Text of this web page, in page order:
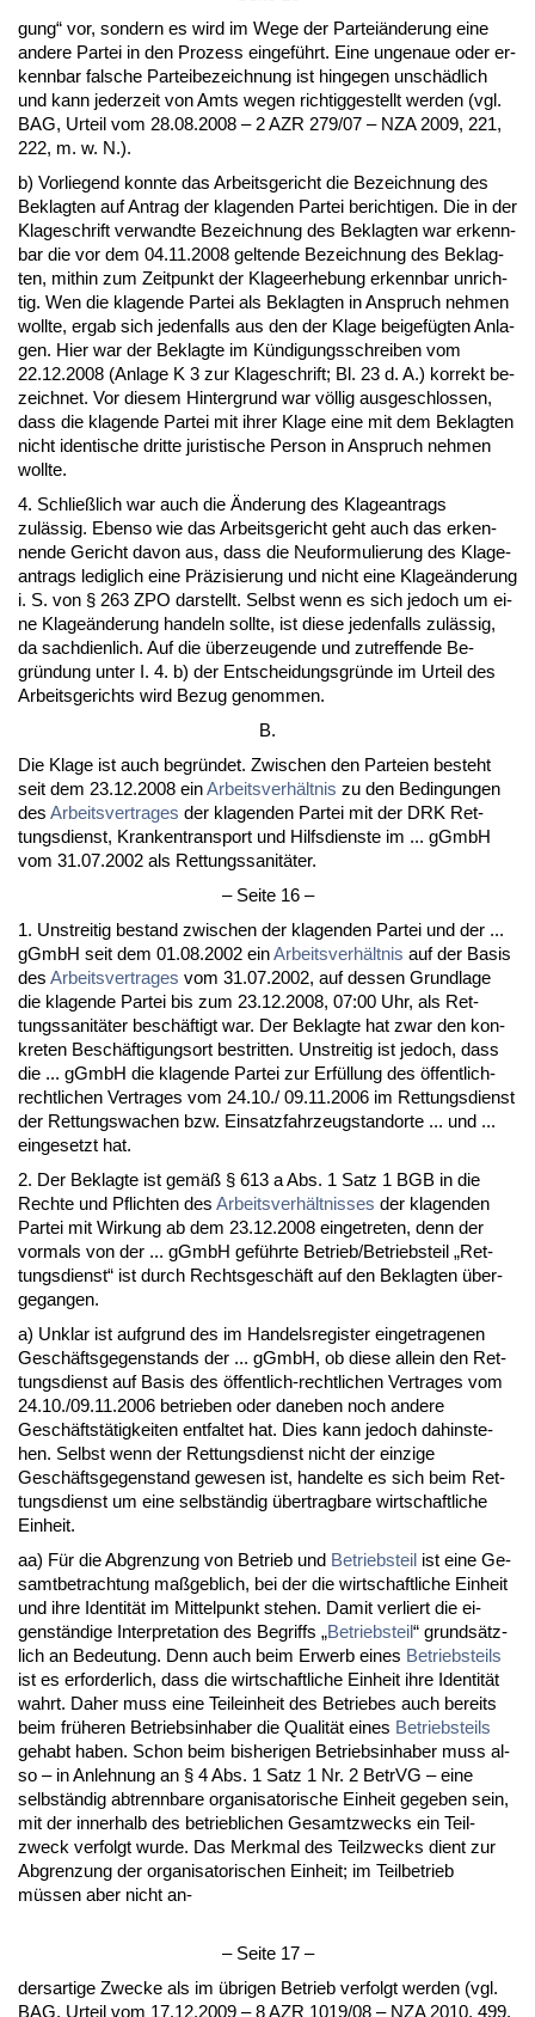
gung“ vor, son­dern es wird im We­ge der Par­teiände­rung ei­ne
an­de­re Par­tei in den Pro­zess ein­geführt. Ei­ne un­ge­naue oder er­
kenn­bar fal­sche Par­tei­be­zeich­nung ist hin­ge­gen unschädlich
und kann je­der­zeit von Amts we­gen rich­tig­ge­stellt wer­den (vgl.
BAG, Ur­teil vom 28.08.2008 – 2 AZR 279/07 – NZA 2009, 221,
222, m. w. N.).
b) Vor­lie­gend konn­te das Ar­beits­ge­richt die Be­zeich­nung des
Be­klag­ten auf An­trag der kla­gen­den Par­tei be­rich­ti­gen. Die in der
Kla­ge­schrift ver­wand­te Be­zeich­nung des Be­klag­ten war er­kenn­
bar die vor dem 04.11.2008 gel­ten­de Be­zeich­nung des Be­klag­
ten, mit­hin zum Zeit­punkt der Kla­ge­er­he­bung er­kenn­bar un­rich­
tig. Wen die kla­gen­de Par­tei als Be­klag­ten in An­spruch neh­men
woll­te, er­gab sich je­den­falls aus den der Kla­ge bei­gefügten An­la­
gen. Hier war der Be­klag­te im Kündi­gungs­schrei­ben vom
22.12.2008 (An­la­ge K 3 zur Kla­ge­schrift; Bl. 23 d. A.) kor­rekt be­
zeich­net. Vor die­sem Hin­ter­grund war völlig aus­ge­schlos­sen,
dass die kla­gen­de Par­tei mit ih­rer Kla­ge ei­ne mit dem Be­klag­ten
nicht iden­ti­sche drit­te ju­ris­ti­sche Per­son in An­spruch neh­men
woll­te.
4. Sch­ließlich war auch die Ände­rung des Kla­ge­an­trags
zulässig. Eben­so wie das Ar­beits­ge­richt geht auch das er­ken­
nen­de Ge­richt da­von aus, dass die Neu­for­mu­lie­rung des Kla­ge­
an­trags le­dig­lich ei­ne Präzi­sie­rung und nicht ei­ne Kla­geände­rung
i. S. von § 263 ZPO dar­stellt. Selbst wenn es sich je­doch um ei­
ne Kla­geände­rung han­deln soll­te, ist die­se je­den­falls zulässig,
da sach­dien­lich. Auf die über­zeu­gen­de und zu­tref­fen­de Be­
gründung un­ter I. 4. b) der Ent­schei­dungs­gründe im Ur­teil des
Ar­beits­ge­richts wird Be­zug ge­nom­men.
B.
Die Kla­ge ist auch be­gründet. Zwi­schen den Par­tei­en be­steht
seit dem 23.12.2008 einAr­beits­verhält­nis zu den Be­din­gun­gen
des Ar­beits­ver­tra­ges der kla­gen­den Par­tei mit der DRK Ret­
tungs­dienst, Kran­ken­trans­port und Hilfs­diens­te im ... gGmbH
vom 31.07.2002 als Ret­tungs­sa­nitäter.
– Sei­te 16 –
1. Un­strei­tig be­stand zwi­schen der kla­gen­den Par­tei und der ...
gGmbH seit dem 01.08.2002 einAr­beits­verhält­nis auf der Ba­sis
des Ar­beits­ver­tra­ges vom 31.07.2002, auf des­sen Grund­la­ge
die kla­gen­de Par­tei bis zum 23.12.2008, 07:00 Uhr, als Ret­
tungs­sa­nitäter beschäftigt war. Der Be­klag­te hat zwar den kon­
kre­ten Beschäfti­gungs­ort be­strit­ten. Un­strei­tig ist je­doch, dass
die ... gGmbH die kla­gen­de Par­tei zur Erfüllung des öffent­lich-
recht­li­chen Ver­tra­ges vom 24.10./ 09.11.2006 im Ret­tungs­dienst
der Ret­tungs­wa­chen bzw. Ein­satz­fahr­zeug­stand­or­te ... und ...
ein­ge­setzt hat.
2. Der Be­klag­te ist gemäß § 613 a Abs. 1 Satz 1 BGB in die
Rech­te und Pflich­ten des Ar­beits­verhält­nis­ses der kla­gen­den
Par­tei mit Wir­kung ab dem 23.12.2008 ein­ge­tre­ten, denn der
vor­mals von der ... gGmbH geführ­te Be­trieb/Be­triebs­teil „Ret­
tungs­dienst“ ist durch Rechts­geschäft auf den Be­klag­ten über­
ge­gan­gen.
a) Un­klar ist auf­grund des im Han­dels­re­gis­ter ein­ge­tra­ge­nen
Geschäfts­ge­gen­stands der ... gGmbH, ob die­se al­lein den Ret­
tungs­dienst auf Ba­sis des öffent­lich-recht­li­chen Ver­tra­ges vom
24.10./09.11.2006 be­trie­ben oder da­ne­ben noch an­de­re
Geschäftstätig­kei­ten ent­fal­tet hat. Dies kann je­doch da­hin­ste­
hen. Selbst wenn der Ret­tungs­dienst nicht der ein­zi­ge
Geschäfts­ge­gen­stand ge­we­sen ist, han­del­te es sich beim Ret­
tungs­dienst um ei­ne selbständig über­trag­ba­re wirt­schaft­li­che
Ein­heit.
aa) Für die Ab­gren­zung von Be­trieb und Be­triebs­teil ist ei­ne Ge­
samt­be­trach­tung maßgeb­lich, bei der die wirt­schaft­li­che Ein­heit
und ih­re Iden­tität im Mit­tel­punkt ste­hen. Da­mit ver­liert die ei­
genständi­ge In­ter­pre­ta­ti­on des Be­griffs „Be­triebs­teil“ grundsätz­
lich an Be­deu­tung. Denn auch beim Er­werb ei­nes Be­triebs­teils
ist es er­for­der­lich, dass die wirt­schaft­li­che Ein­heit ih­re Iden­tität
wahrt. Da­her muss ei­ne Teil­ein­heit des Be­trie­bes auch be­reits
beim frühe­ren Be­triebs­in­ha­ber die Qua­lität ei­nes Be­triebs­teils
ge­habt ha­ben. Schon beim bis­he­ri­gen Be­triebs­in­ha­ber muss al­
so – in An­leh­nung an § 4 Abs. 1 Satz 1 Nr. 2 Be­trVG – ei­ne
selbständig ab­trenn­ba­re or­ga­ni­sa­to­ri­sche Ein­heit ge­ge­ben sein,
mit der in­ner­halb des be­trieb­li­chen Ge­samt­zwecks ein Teil­
zweck ver­folgt wur­de. Das Merk­mal des Teil­zwecks dient zur
Ab­gren­zung der or­ga­ni­sa­to­ri­schen Ein­heit; im Teil­be­trieb
müssen aber nicht an-
– Sei­te 17 –
ders­ar­ti­ge Zwe­cke als im übri­gen Be­trieb ver­folgt wer­den (vgl.
BAG, Ur­teil vom 17.12.2009 – 8 AZR 1019/08 – NZA 2010, 499,